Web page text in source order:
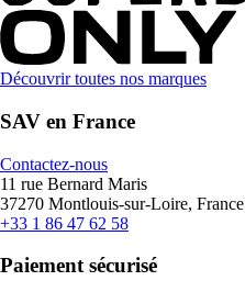
Découvrir toutes nos marques
SAV en France
Contactez-nous
11 rue Bernard Maris
37270 Montlouis-sur-Loire, France
+33 1 86 47 62 58
Paiement sécurisé